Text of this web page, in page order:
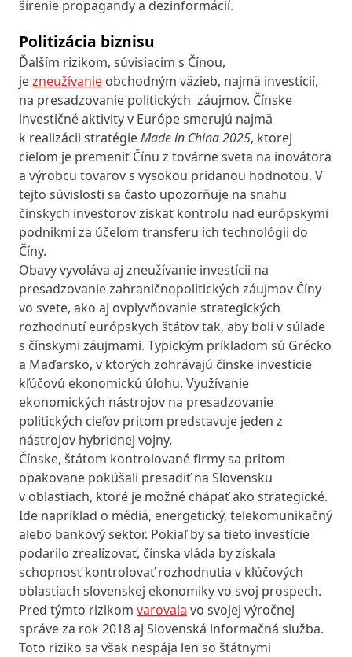
šírenie propagandy a dezinformácií.
Politizácia biznisu
Ďalším rizikom, súvisiacim s Čínou,
jezneužívanie obchodným väzieb, najmä investícií,
na presadzovanie politických záujmov. Čínske
investičné aktivity v Európe smerujú najmä
k realizácii stratégieMade in China 2025, ktorej
cieľom je premeniť Čínu z továrne sveta na inovátora
a výrobcu tovarov s vysokou pridanou hodnotou. V
tejto súvislosti sa často upozorňuje na snahu
čínskych investorov získať kontrolu nad európskymi
podnikmi za účelom transferu ich technológii do
Číny.
Obavy vyvoláva aj zneužívanie investícii na
presadzovanie zahraničnopolitických záujmov Číny
vo svete, ako aj ovplyvňovanie strategických
rozhodnutí európskych štátov tak, aby boli v súlade
s čínskymi záujmami. Typickým príkladom sú Grécko
a Maďarsko, v ktorých zohrávajú čínske investície
kľúčovú ekonomickú úlohu. Využívanie
ekonomických nástrojov na presadzovanie
politických cieľov pritom predstavuje jeden z
nástrojov hybridnej vojny.
Čínske, štátom kontrolované firmy sa pritom
opakovane pokúšali presadiť na Slovensku
v oblastiach, ktoré je možné chápať ako strategické.
Ide napríklad o médiá, energetický, telekomunikačný
alebo bankový sektor. Pokiaľ by sa tieto investície
podarilo zrealizovať, čínska vláda by získala
schopnosť kontrolovať rozhodnutia v kľúčových
oblastiach slovenskej ekonomiky vo svoj prospech.
Pred týmto rizikom varovala vo svojej výročnej
správe za rok 2018 aj Slovenská informačná služba.
Toto riziko sa však nespája len so štátnymi